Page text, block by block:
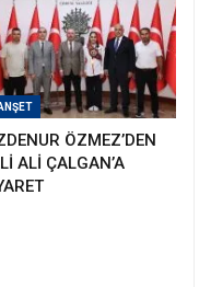
ÖZMEZ’DEN
ALİ ÇALGAN’A